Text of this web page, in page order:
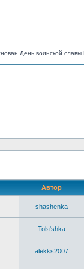
День воинской славы
Автор
shashenka
Tolя'shka
alekks2007